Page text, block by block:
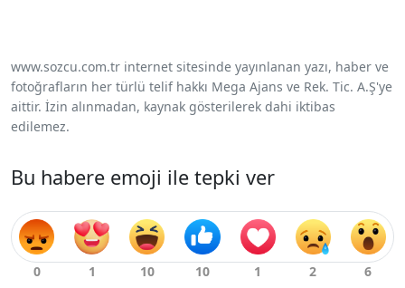
www.sozcu.com.tr internet sitesinde yayınlanan yazı, haber ve
fotoğrafların her türlü telif hakkı Mega Ajans ve Rek. Tic. A.Ş'ye
aittir. İzin alınmadan, kaynak gösterilerek dahi iktibas
edilemez.
Bu habere emoji ile tepki ver